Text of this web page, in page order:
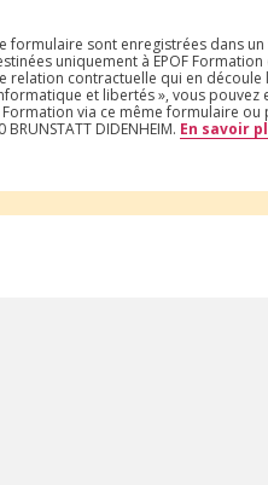
formulaire sont enregistrées dans
uniquement à EPOF
relation contractuelle qui en
et libertés », vous
via ce même formulaire
DIDENHEIM. En savoir